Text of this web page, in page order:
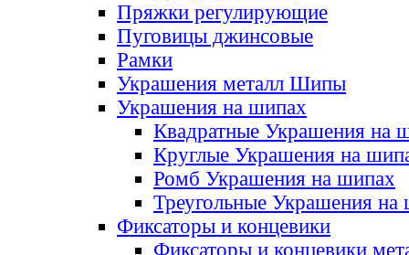
Пряжки регулирующие
Пуговицы джинсовые
Рамки
Украшения металл Шипы
Украшения на шипах
Квадратные Украшения на
Круглые Украшения на
Ромб Украшения на шипах
Треугольные Украшения на
Фиксаторы и концевики
Фиксаторы и концевики